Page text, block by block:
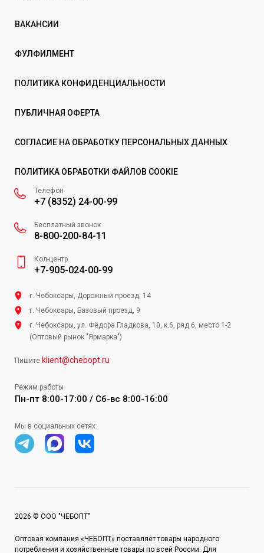
ВАКАНСИИ
ФУЛФИЛМЕНТ
ПОЛИТИКА КОНФИДЕНЦИАЛЬНОСТИ
ПУБЛИЧНАЯ ОФЕРТА
СОГЛАСИЕ НА ОБРАБОТКУ ПЕРСОНАЛЬНЫХ ДАННЫХ
ПОЛИТИКА ОБРАБОТКИ ФАЙЛОВ COOKIE
Телефон
+7 (8352) 24-00-99
Бесплатный звонок
8-800-200-84-11
Кол-центр
+7-905-024-00-99
г. Чебоксары, Дорожный проезд, 14
г. Чебоксары, Базовый проезд, 9
г. Чебоксары, ул. Фёдора Гладкова, 10, к.6, ряд 6, место 1-2
(Оптовый рынок "Ярмарка")
Пишите klient@chebopt.ru
Режим работы
Пн-пт 8:00-17:00 / Сб-вс 8:00-16:00
Мы в социальных сетях:
2026 © ООО "ЧЕБОПТ"
Оптовая компания «ЧЕБОПТ» поставляет товары народного
потребления и хозяйственные товары по всей России. Для